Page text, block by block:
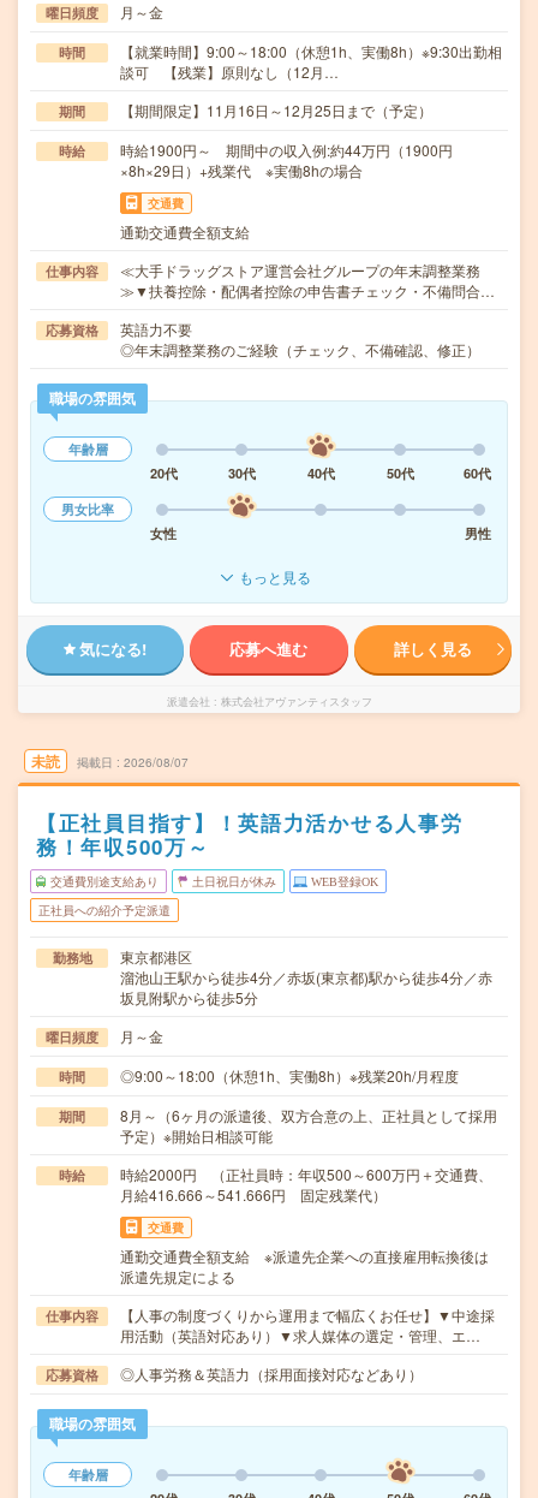
曜日頻度 月～金
時間
【就業時間】9:00～18:00（休憩1h、実働8h）※9:30出勤相
談可 【残業】原則なし（12月…
期間 【期間限定】11月16日～12月25日まで（予定）
時給
時給1900円～ 期間中の収入例:約44万円（1900円
×8h×29日）+残業代 ※実働8hの場合
交通費
通勤交通費全額支給
仕事内容
≪大手ドラッグストア運営会社グループの年末調整業務
≫▼扶養控除・配偶者控除の申告書チェック・不備問合…
応募資格
英語力不要
◎年末調整業務のご経験（チェック、不備確認、修正）
職場の雰囲気
年齢層
20代
30代 40代 50代
60代
男女比率
女性
男性
もっと見る
気になる! 応募へ進む 詳しく見る
派遣会社 株式会社アヴァンティスタッフ
未読 掲載日 2026/08/07
【正社員目指す】！英語力活かせる人事労
務！年収500万～
交通費別途支給あり 土日祝日が休み WEB登録OK
正社員への紹介予定派遣
勤務地
東京都港区
溜池山王駅から徒歩4分／赤坂(東京都)駅から徒歩4分／赤
坂見附駅から徒歩5分
曜日頻度 月～金
時間 ◎9:00～18:00（休憩1h、実働8h）※残業20h/月程度
期間
8月～（6ヶ月の派遣後、双方合意の上、正社員として採用
予定）※開始日相談可能
時給
時給2000円 （正社員時：年収500～600万円＋交通費、
月給416.666～541.666円 固定残業代）
交通費
通勤交通費全額支給 ※派遣先企業への直接雇用転換後は
派遣先規定による
仕事内容
【人事の制度づくりから運用まで幅広くお任せ】▼中途採
用活動（英語対応あり）▼求人媒体の選定・管理、エ…
応募資格 ◎人事労務＆英語力（採用面接対応などあり）
職場の雰囲気
年齢層